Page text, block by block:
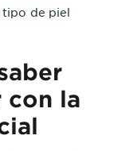
de piel
con la